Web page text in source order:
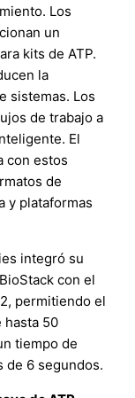
Los
un
kits de ATP.
la
sistemas. Los
de trabajo a
El
con estos
de
y plataformas
integró su
con el
permitiendo el
hasta 50
tiempo de
de 6 segundos.